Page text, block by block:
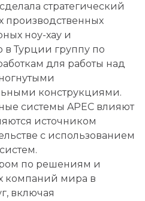
стратегический
производственных
ноу-хау и
Турции группу по
для работы над
конструкциями.
системы APEC влияют
источником
с использованием
по решениям и
компаний мира в
включая